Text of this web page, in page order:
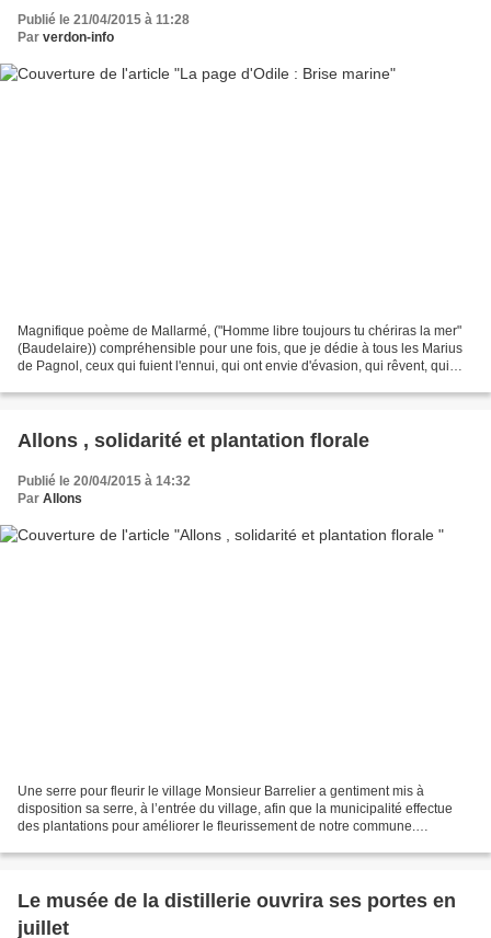
Publié le 21/04/2015 à 11:28
Par verdon-info
Magnifique poème de Mallarmé, ("Homme libre toujours tu chériras la mer"
(Baudelaire)) compréhensible pour une fois, que je dédie à tous les Marius
de Pagnol, ceux qui fuient l'ennui, qui ont envie d'évasion, qui rêvent, qui
Allons , solidarité et plantation florale
Publié le 20/04/2015 à 14:32
Par Allons
Une serre pour fleurir le village Monsieur Barrelier a gentiment mis à
disposition sa serre, à l’entrée du village, afin que la municipalité effectue
des plantations pour améliorer le fleurissement de notre commune.
Le musée de la distillerie ouvrira ses portes en
juillet